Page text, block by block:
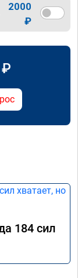
2000
₽
₽
184 сил